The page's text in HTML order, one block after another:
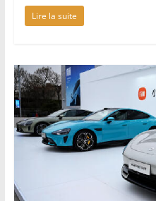
Lire la suite